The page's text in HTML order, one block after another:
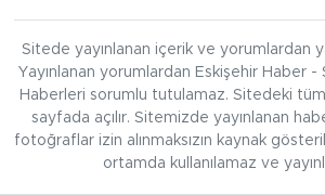
Sitede yayınlanan içerik ve yorumlardan
Yayınlanan yorumlardan Eskişehir Haber -
Haberleri sorumlu tutulamaz. Sitedeki tüm
sayfada açılır. Sitemizde yayınlanan
fotoğraflar izin alınmaksızın kaynak
ortamda kullanılamaz ve